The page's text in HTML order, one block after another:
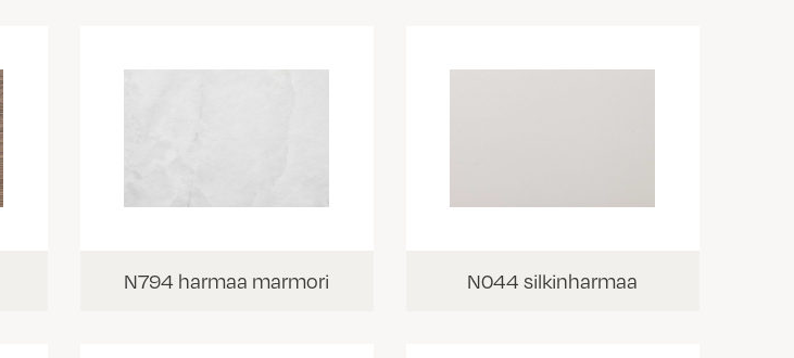
N794 harmaa marmori N044 silkinharmaa